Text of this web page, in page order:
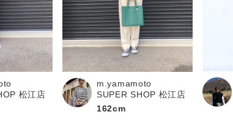
松江店
m.yamamoto
SUPER SHOP 松江店
162cm